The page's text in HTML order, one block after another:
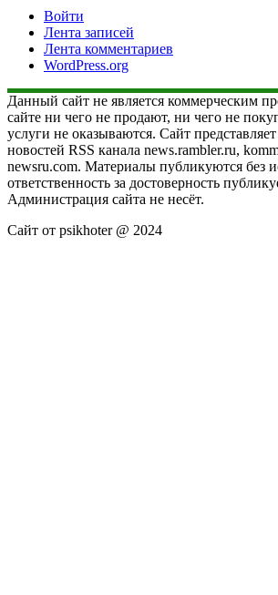
Войти
Лента записей
Лента комментариев
WordPress.org
Данный сайт не является коммерческим
сайте ни чего не продают, ни чего не
услуги не оказываются. Сайт
новостей RSS канала news.rambler.ru,
newsru.com. Материалы публикуются без
ответственность за достоверность
Администрация сайта не несёт.
Сайт от psikhoter @ 2024